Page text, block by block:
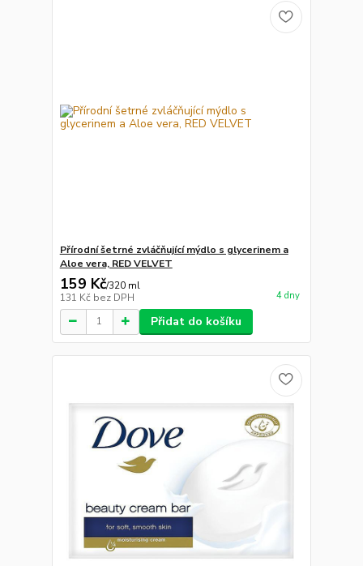
Přírodní šetrné zvláčňující mýdlo s glycerinem a
Aloe vera, RED VELVET
159 Kč/320 ml
131 Kč bez DPH 4 dny
Přidat do košíku